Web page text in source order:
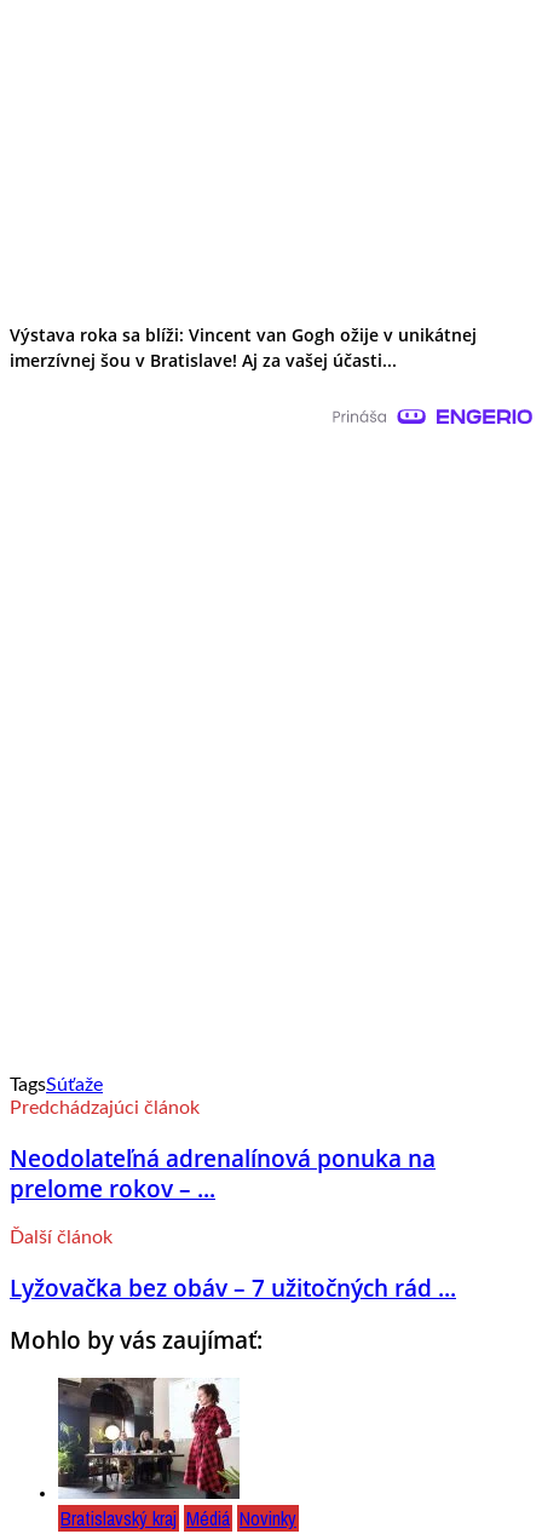
Výstava roka sa blíži: Vincent van Gogh ožije v unikátnej
imerzívnej šou v Bratislave! Aj za vašej účasti...
TagsSúťaže
Predchádzajúci článok
Neodolateľná adrenalínová ponuka na
prelome rokov – ...
Ďalší článok
Lyžovačka bez obáv – 7 užitočných rád ...
Mohlo by vás zaujímať:
Bratislavský kraj Médiá Novinky